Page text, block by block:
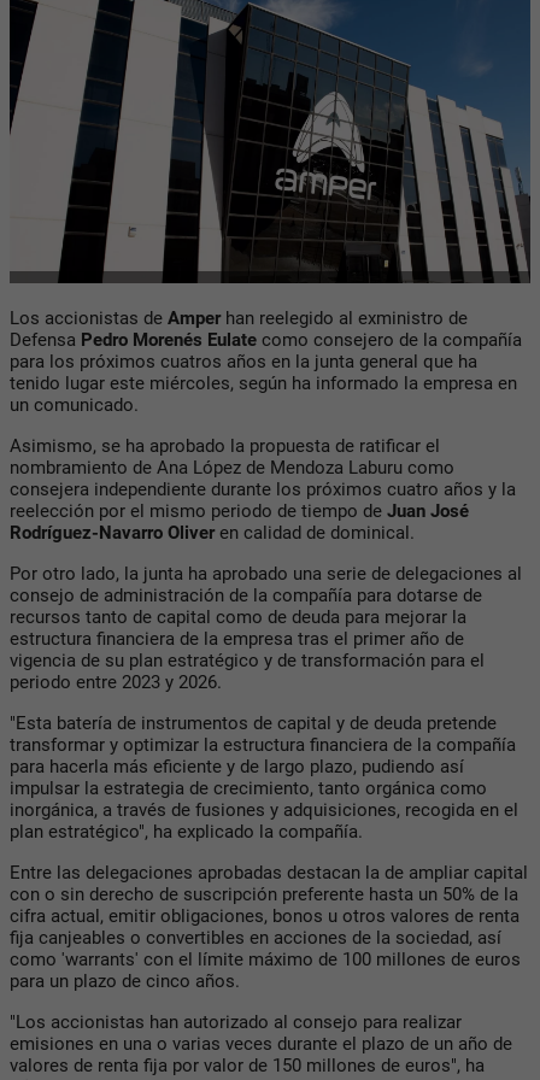
Los accionistas de Amperhan reelegido al exministro de
Defensa Pedro Morenés Eulate como consejero de la compañía
para los próximos cuatros años en la junta general que ha
tenido lugar este miércoles, según ha informado la empresa en
un comunicado.
Asimismo, se ha aprobado la propuesta de ratificar el
nombramiento de Ana López de Mendoza Laburu como
consejera independiente durante los próximos cuatro años y la
reelección por el mismo periodo de tiempo de Juan José
Rodríguez-Navarro Oliveren calidad de dominical.
Por otro lado, la junta ha aprobado una serie de delegaciones al
consejo de administración de la compañía para dotarse de
recursos tanto de capital como de deuda para mejorar la
estructura financiera de la empresa tras el primer año de
vigencia de su plan estratégico y de transformación para el
periodo entre 2023 y 2026.
"Esta batería de instrumentos de capital y de deuda pretende
transformar y optimizar la estructura financiera de la compañía
para hacerla más eficiente y de largo plazo, pudiendo así
impulsar la estrategia de crecimiento, tanto orgánica como
inorgánica, a través de fusiones y adquisiciones, recogida en el
plan estratégico", ha explicado la compañía.
Entre las delegaciones aprobadas destacan la de ampliar capital
con o sin derecho de suscripción preferente hasta un 50% de la
cifra actual, emitir obligaciones, bonos u otros valores de renta
fija canjeables o convertibles en acciones de la sociedad, así
como 'warrants' con el límite máximo de 100 millones de euros
para un plazo de cinco años.
"Los accionistas han autorizado al consejo para realizar
emisiones en una o varias veces durante el plazo de un año de
valores de renta fija por valor de 150 millones de euros", ha